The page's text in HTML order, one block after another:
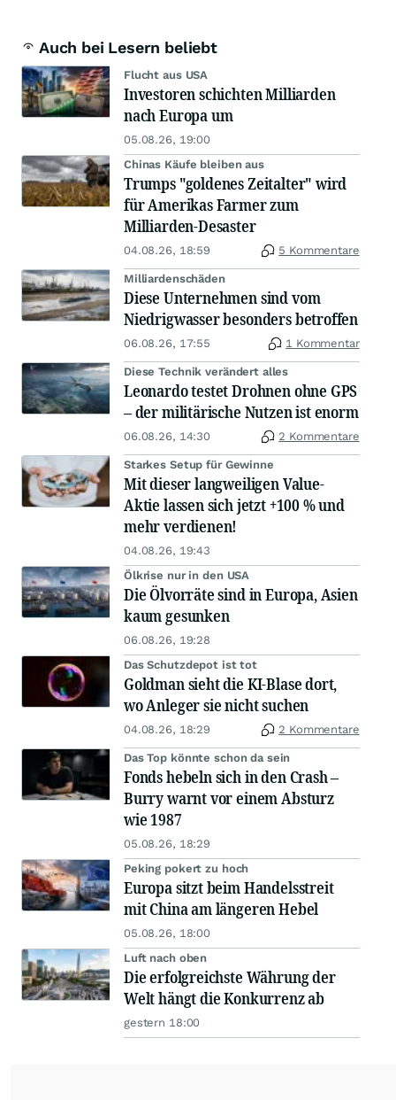
Auch bei Lesern beliebt
Flucht aus USA
Investoren schichten Milliarden
nach Europa um
05.08.26, 19:00
Chinas Käufe bleiben aus
Trumps "goldenes Zeitalter" wird
für Amerikas Farmer zum
Milliarden-Desaster
04.08.26, 18:59 5 Kommentare
Milliardenschäden
Diese Unternehmen sind vom
Niedrigwasser besonders betroffen
06.08.26, 17:55 1 Kommentar
Diese Technik verändert alles
Leonardo testet Drohnen ohne GPS
– der militärische Nutzen ist enorm
06.08.26, 14:30 2 Kommentare
Starkes Setup für Gewinne
Mit dieser langweiligen Value-
Aktie lassen sich jetzt +100 % und
mehr verdienen!
04.08.26, 19:43
Ölkrise nur in den USA
Die Ölvorräte sind in Europa, Asien
kaum gesunken
06.08.26, 19:28
Das Schutzdepot ist tot
Goldman sieht die KI-Blase dort,
wo Anleger sie nicht suchen
04.08.26, 18:29 2 Kommentare
Das Top könnte schon da sein
Fonds hebeln sich in den Crash –
Burry warnt vor einem Absturz
wie 1987
05.08.26, 18:29
Peking pokert zu hoch
Europa sitzt beim Handelsstreit
mit China am längeren Hebel
05.08.26, 18:00
Luft nach oben
Die erfolgreichste Währung der
Welt hängt die Konkurrenz ab
gestern 18:00